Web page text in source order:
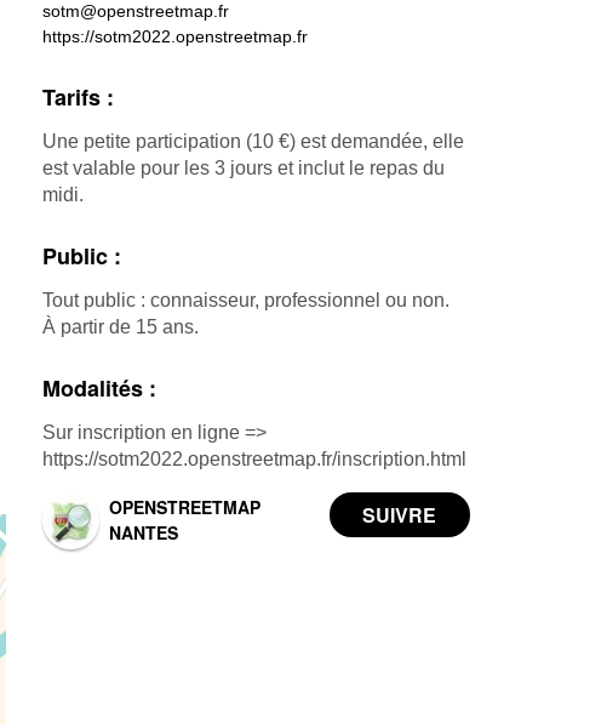
sotm@openstreetmap.fr
https://sotm2022.openstreetmap.fr
Tarifs :
Une petite participation (10 €) est demandée, elle
est valable pour les 3 jours et inclut le repas du
midi.
Public :
Tout public : connaisseur, professionnel ou non.
À partir de 15 ans.
Modalités :
Sur inscription en ligne =>
https://sotm2022.openstreetmap.fr/inscription.html
OPENSTREETMAP
NANTES